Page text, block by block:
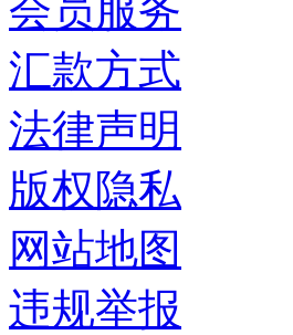
会员服务
汇款方式
法律声明
版权隐私
网站地图
违规举报